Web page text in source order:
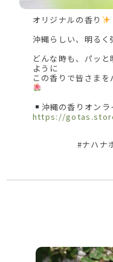
オリジナルの香り
沖縄らしい、明るく
どんな時も、パッ
ように
この香りで皆さま
沖縄の香りオン
https://
#ナハナ